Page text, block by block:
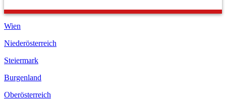
Wien
Niederösterreich
Steiermark
Burgenland
Oberösterreich